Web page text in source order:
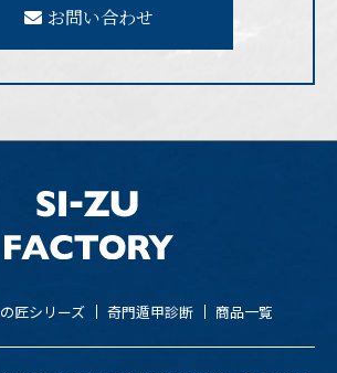
お問い合わせ
匠シリーズ 奇門遁甲診断 商品一覧